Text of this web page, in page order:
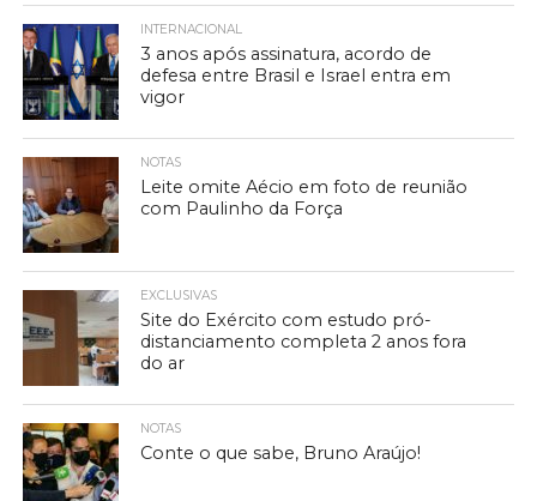
INTERNACIONAL
3 anos após assinatura, acordo de
defesa entre Brasil e Israel entra em
vigor
NOTAS
Leite omite Aécio em foto de reunião
com Paulinho da Força
EXCLUSIVAS
Site do Exército com estudo pró-
distanciamento completa 2 anos fora
do ar
NOTAS
Conte o que sabe, Bruno Araújo!